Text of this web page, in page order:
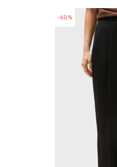
-60%